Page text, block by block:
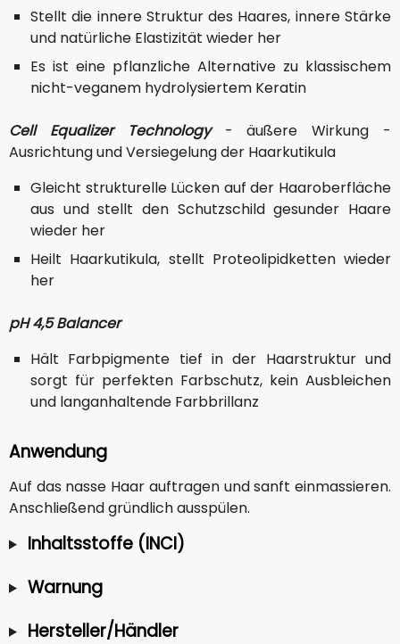
Stellt die innere Struktur des Haares, innere Stärke
und natürliche Elastizität wieder her
Es ist eine pflanzliche Alternative zu klassischem
nicht-veganem hydrolysiertem Keratin
Cell Equalizer Technology- äußere Wirkung -
Ausrichtung und Versiegelung der Haarkutikula
Gleicht strukturelle Lücken auf der Haaroberfläche
aus und stellt den Schutzschild gesunder Haare
wieder her
Heilt Haarkutikula, stellt Proteolipidketten wieder
her
pH 4,5 Balancer
Hält Farbpigmente tief in der Haarstruktur und
sorgt für perfekten Farbschutz, kein Ausbleichen
und langanhaltende Farbbrillanz
Anwendung
Auf das nasse Haar auftragen und sanft einmassieren.
Anschließend gründlich ausspülen.
Inhaltsstoffe (INCI)
Warnung
Hersteller/Händler